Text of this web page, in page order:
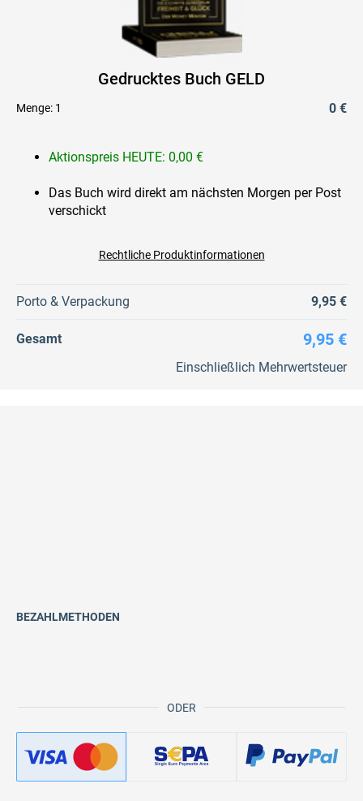
Gedrucktes Buch GELD
Menge: 1 0 €
Aktionspreis HEUTE: 0,00 €
Das Buch wird direkt am nächsten Morgen per Post
verschickt
Rechtliche Produktinformationen
Porto & Verpackung 9,95 €
Gesamt 9,95 €
Einschließlich Mehrwertsteuer
ODER
BEZAHLMETHODEN